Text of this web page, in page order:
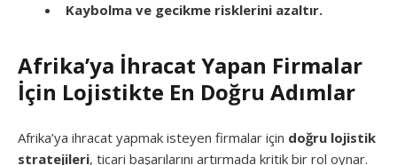
Kaybolma ve gecikme risklerini azaltır.
Afrika’ya İhracat Yapan Firmalar
İçin Lojistikte En Doğru Adımlar
Afrika’ya ihracat yapmak isteyen firmalar için doğru lojistik
stratejileri, ticari başarılarını artırmada kritik bir rol oynar.